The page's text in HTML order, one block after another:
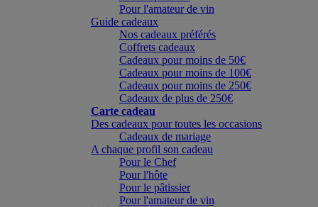
Pour l'amateur de vin
Guide cadeaux
Nos cadeaux préférés
Coffrets cadeaux
Cadeaux pour moins de 50€
Cadeaux pour moins de 100€
Cadeaux pour moins de 250€
Cadeaux de plus de 250€
Carte cadeau
Des cadeaux pour toutes les occasions
Cadeaux de mariage
A chaque profil son cadeau
Pour le Chef
Pour l'hôte
Pour le pâtissier
Pour l'amateur de vin